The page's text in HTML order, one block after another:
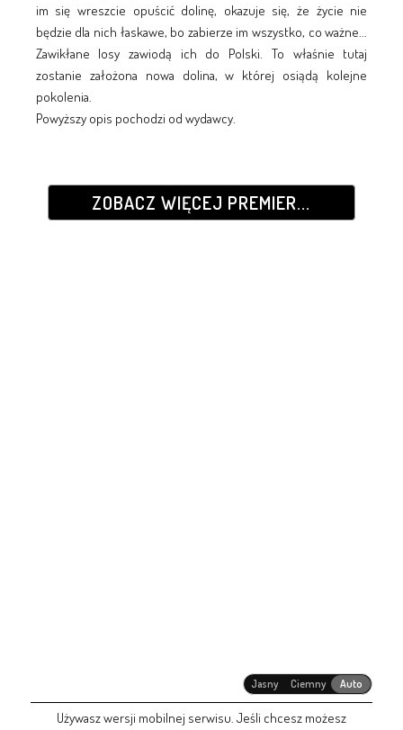
im się wreszcie opuścić dolinę, okazuje się, że życie nie
będzie dla nich łaskawe, bo zabierze im wszystko, co ważne...
Zawikłane losy zawiodą ich do Polski. To właśnie tutaj
zostanie założona nowa dolina, w której osiądą kolejne
pokolenia.
Powyższy opis pochodzi od wydawcy.
ZOBACZ WIĘCEJ PREMIER...
Jasny Ciemny Auto
Używasz wersji mobilnej serwisu. Jeśli chcesz możesz